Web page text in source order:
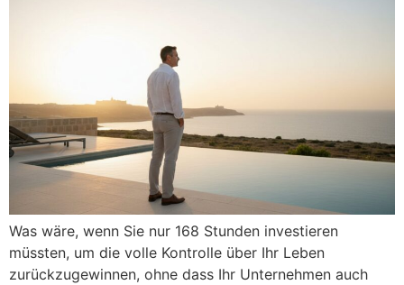
Was wäre, wenn Sie nur 168 Stunden investieren
müssten, um die volle Kontrolle über Ihr Leben
zurückzugewinnen, ohne dass Ihr Unternehmen auch